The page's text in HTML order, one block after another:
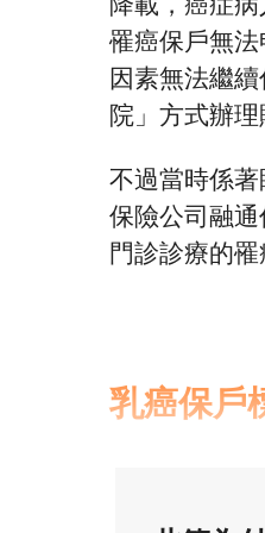
罹癌保戶無
因素無法繼
院」方式辦理
不過當時係
保險公司融
門診診療的罹
乳癌保戶